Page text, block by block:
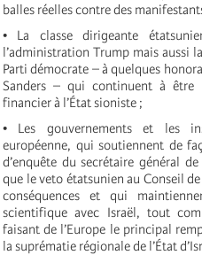
balles réelles contre des
• La classe dirigeante
l’administration Trump mais aussi
Parti démocrate – à quelques
Sanders – qui continuent à être
financier à l’État sioniste ;
• Les gouvernements et les
européenne, qui soutiennent de
d’enquête du secrétaire général
que le veto étatsunien au Conseil
conséquences et qui
scientifique avec Israël, tout
faisant de l’Europe le principal
la suprématie régionale de l’État